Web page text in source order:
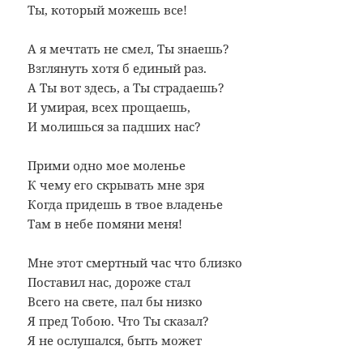
Ты, который можешь все!
А я мечтать не смел, Ты знаешь?
Взглянуть хотя б единый раз.
А Ты вот здесь, а Ты страдаешь?
И умирая, всех прощаешь,
И молишься за падших нас?
Прими одно мое моленье
К чему его скрывать мне зря
Когда придешь в твое владенье
Там в небе помяни меня!
Мне этот смертный час что близко
Поставил нас, дороже стал
Всего на свете, пал бы низко
Я пред Тобою. Что Ты сказал?
Я не ослушался, быть может